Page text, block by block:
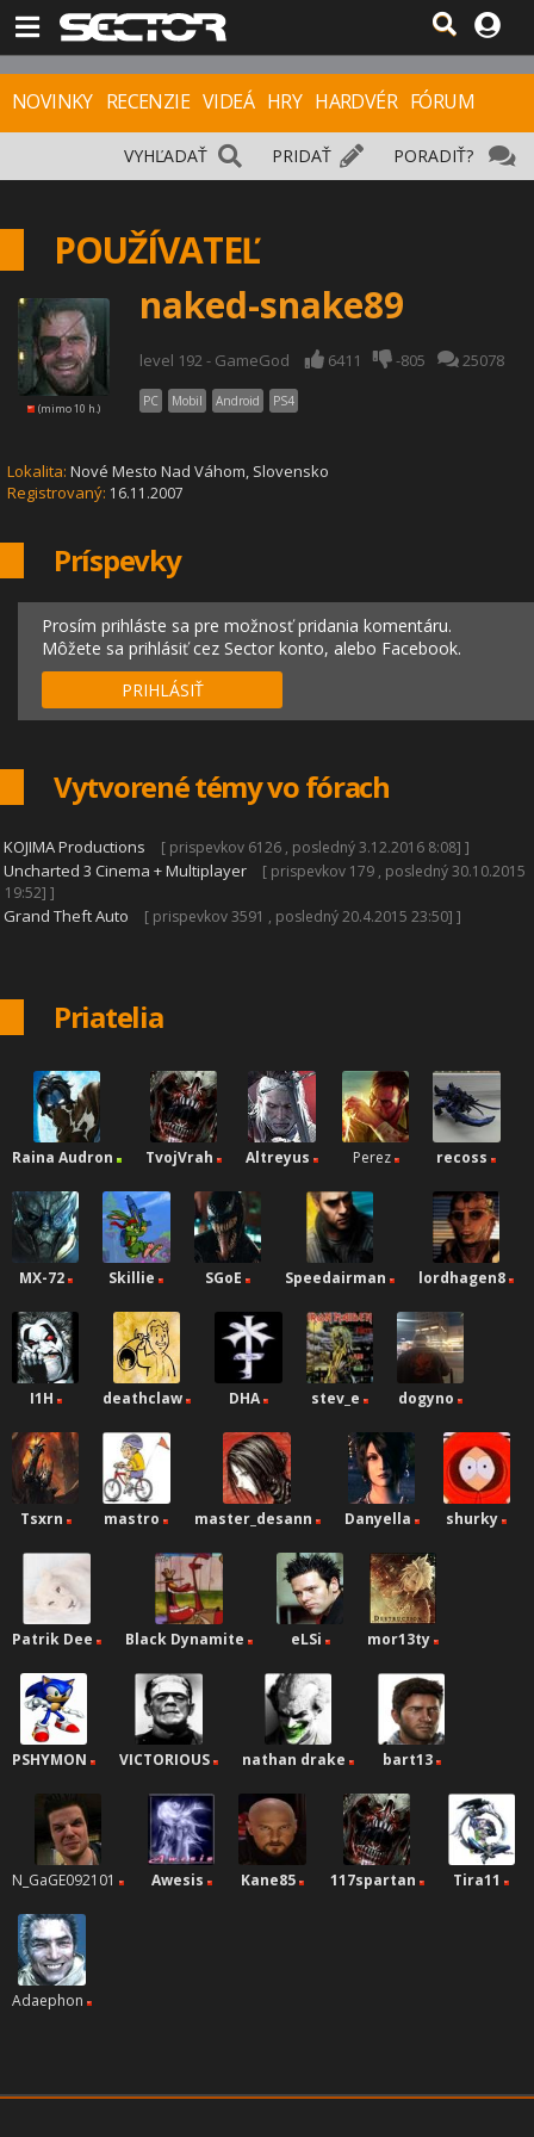
NOVINKY RECENZIE VIDEÁ HRY HARDVÉR FÓRUM
PORADIŤ?
PRIDAŤ
VYHĽADAŤ
POUŽÍVATEĽ
(mimo 10 h.)
naked-snake89
level 192 - GameGod 6411 -805 25078
PC Mobil Android PS4
Lokalita: Nové Mesto Nad Váhom, Slovensko
Registrovaný: 16.11.2007
Príspevky
Prosím prihláste sa pre možnosť pridania komentáru.
Môžete sa prihlásiť cez Sector konto, alebo Facebook.
PRIHLÁSIŤ
Vytvorené témy vo fórach
KOJIMA Productions [ prispevkov 6126 , posledný 3.12.2016 8:08] ]
Uncharted 3 Cinema + Multiplayer
[ prispevkov 179 , posledný 30.10.2015
19:52] ]
Grand Theft Auto [ prispevkov 3591 , posledný 20.4.2015 23:50] ]
Priatelia
Raina Audron TvojVrah Altreyus Perez recoss
MX-72 Skillie SGoE Speedairman lordhagen8
I1H deathclaw DHA stev_e dogyno
Tsxrn mastro master_desann Danyella shurky
Patrik Dee Black Dynamite eLSi mor13ty
PSHYMON VICTORIOUS nathan drake bart13
N_GaGE092101 Awesis Kane85 117spartan Tira11
Adaephon